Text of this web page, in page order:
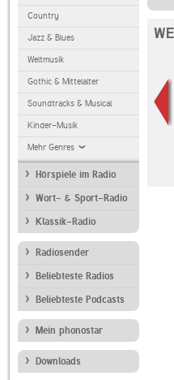
Country
Jazz & Blues
Weltmusik
Gothic & Mittelalter
Soundtracks & Musical
Kinder-Musik
Mehr Genres
Hörspiele im Radio
Wort- & Sport-Radio
Klassik-Radio
Radiosender
Beliebteste Radios
Beliebteste Podcasts
Mein phonostar
Downloads
Pfalz
ShowAgenten Radio
Alles Deutsch